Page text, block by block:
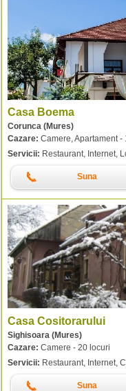
Casa Boema
Corunca (Mures)
Cazare: Camere, Apartament -
Servicii: Restaurant, Internet,
Suna
Casa Cositorarului
Sighisoara (Mures)
Cazare: Camere - 20 locuri
Servicii: Restaurant, Internet,
Suna